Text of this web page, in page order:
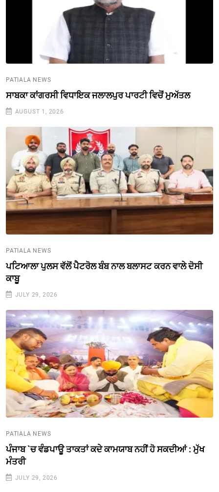
PATIALA NEWS
ਸਾਬਕਾ ਕਾਂਗਰਸੀ ਵਿਧਾਇਕ ਜਲਾਲਪੁਰ ਪਾਰਟੀ ਵਿਚੋਂ ਮੁਅੱਤਲ
AUGUST 1, 2026
PATIALA NEWS
ਪਟਿਆਲਾ ਪੁਲਸ ਵੱਲੋਂ ਪੈਟਰੋਲ ਬੰਬ ਨਾਲ ਬਲਾਸਟ ਕਰਨ ਵਾਲੇ ਦੋਸੀ
ਕਾਬੂ
JULY 29, 2026
PATIALA NEWS
ਪੰਜਾਬ `ਚ ਵੰਡਪਾਊ ਤਾਕਤਾਂ ਕਦੇ ਕਾਮਯਾਬ ਨਹੀਂ ਹੋ ਸਕਦੀਆਂ : ਮੁੱਖ
ਮੰਤਰੀ
JULY 29, 2026